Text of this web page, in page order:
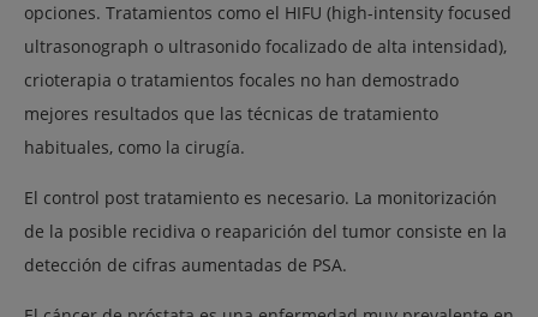
opciones. Tratamientos como el HIFU (high-intensity focused
ultrasonograph o ultrasonido focalizado de alta intensidad),
crioterapia o tratamientos focales no han demostrado
mejores resultados que las técnicas de tratamiento
habituales, como la cirugía.
El control post tratamiento es necesario. La monitorización
de la posible recidiva o reaparición del tumor consiste en la
detección de cifras aumentadas de PSA.